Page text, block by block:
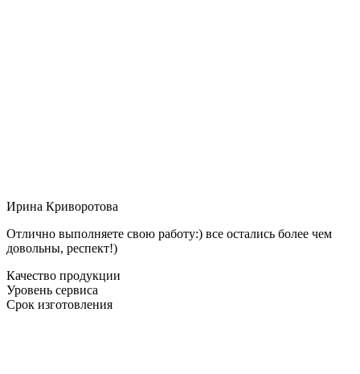
Ирина Криворотова
Отлично выполняете свою работу:) все остались более чем
довольны, респект!)
Качество продукции
Уровень сервиса
Срок изготовления